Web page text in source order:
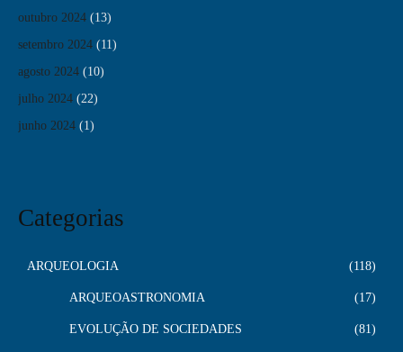
outubro 2024 (13)
setembro 2024 (11)
agosto 2024 (10)
julho 2024 (22)
junho 2024 (1)
Categorias
ARQUEOLOGIA 118
ARQUEOASTRONOMIA 17
EVOLUÇÃO DE SOCIEDADES 81